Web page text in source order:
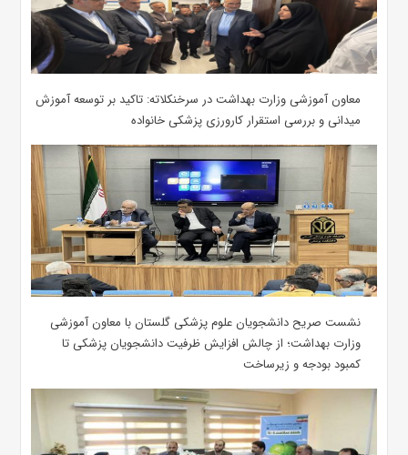
معاون آموزشی وزارت بهداشت در سرخنکلاته: تاکید بر توسعه آموزش
میدانی و بررسی استقرار کارورزی پزشکی ‌خانواده
نشست صریح دانشجویان علوم پزشکی گلستان با معاون آموزشی
وزارت بهداشت؛ از چالش افزایش ظرفیت دانشجویان ‌پزشکی تا
کمبود بودجه و زیرساخت